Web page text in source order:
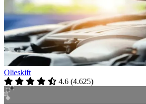
Olieskift
4.6 (4.625)